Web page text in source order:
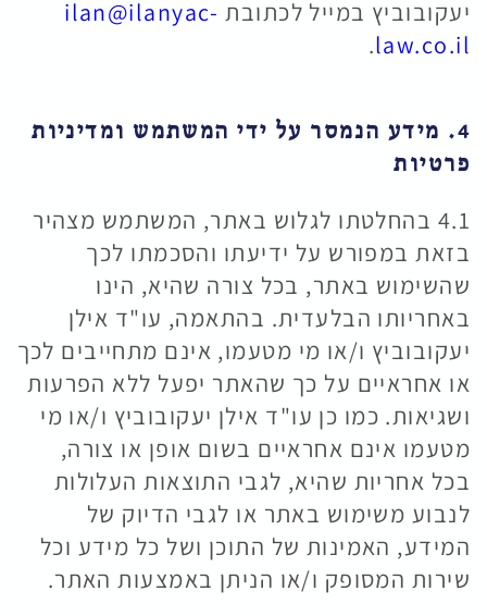
יעקובוביץ במייל לכתובת ilan@ilanyac-
law.co.il
.
4. מידע הנמסר על ידי המשתמש ומדיניות
פרטיות
4.1 בהחלטתו לגלוש באתר, המשתמש מצהיר
בזאת במפורש על ידיעתו והסכמתו לכך
שהשימוש באתר, בכל צורה שהיא, הינו
באחריותו הבלעדית. בהתאמה, עו"ד אילן
יעקובוביץ ו/או מי מטעמו, אינם מתחייבים לכך
או אחראיים על כך שהאתר יפעל ללא הפרעות
ושגיאות. כמו כן עו"ד אילן יעקובוביץ ו/או מי
מטעמו אינם אחראיים בשום אופן או צורה,
בכל אחריות שהיא, לגבי התוצאות העלולות
לנבוע משימוש באתר או לגבי הדיוק של
המידע, האמינות של התוכן ושל כל מידע וכל
שירות המסופק ו/או הניתן באמצעות האתר.